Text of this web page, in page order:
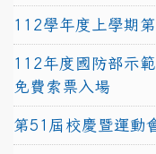
112學年度上學期
112年度國防部示
免費索票入場
第51屆校慶暨運動